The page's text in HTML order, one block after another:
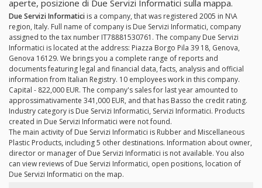
aperte, posizione di Due Servizi Informatici sulla mappa.
Due Servizi Informatici is a company, that was registered 2005 in N\A
region, Italy. Full name of company is Due Servizi Informatici, company
assigned to the tax number IT78881530761. The company Due Servizi
Informatici is located at the address: Piazza Borgo Pila 39 18, Genova,
Genova 16129. We brings you a complete range of reports and
documents featuring legal and financial data, facts, analysis and official
information from Italian Registry. 10 employees work in this company.
Capital - 822,000 EUR. The company's sales for last year amounted to
approssimativamente 341,000 EUR, and that has Basso the credit rating.
Industry category is Due Servizi Informatici, Servizi Informatici. Products
created in Due Servizi Informatici were not found.
The main activity of Due Servizi Informatici is Rubber and Miscellaneous
Plastic Products, including 5 other destinations. Information about owner,
director or manager of Due Servizi Informatici is not available. You also
can view reviews of Due Servizi Informatici, open positions, location of
Due Servizi Informatici on the map.